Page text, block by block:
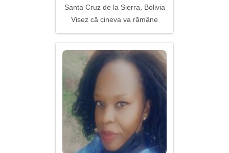
Santa Cruz de la Sierra, Bolivia
Visez că cineva va rămâne